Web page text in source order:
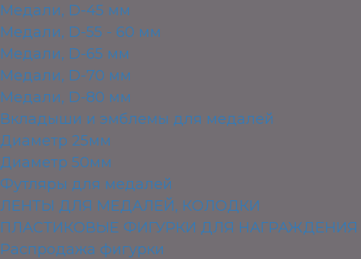
Медали, D-45 мм
Медали, D-55 - 60 мм
Медали, D-65 мм
Медали, D-70 мм
Медали, D-80 мм
Вкладыши и эмблемы для медалей
Диаметр 25мм
Диаметр 50мм
Футляры для медалей
ЛЕНТЫ ДЛЯ МЕДАЛЕЙ, КОЛОДКИ
ПЛАСТИКОВЫЕ ФИГУРКИ ДЛЯ НАГРАЖДЕНИЯ
Распродажа фигурки